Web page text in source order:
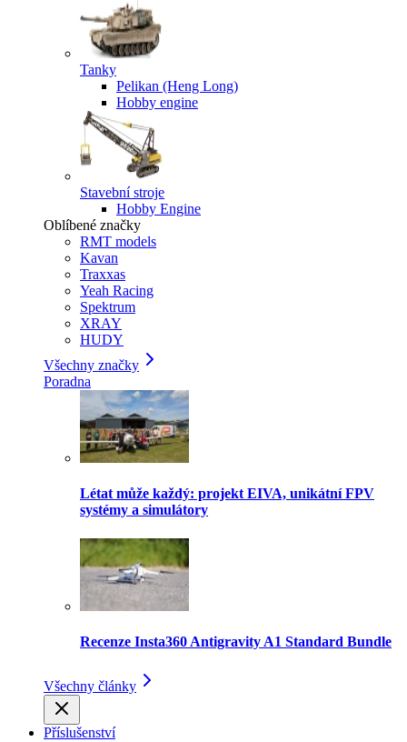
Tanky
Pelikan (Heng Long)
Hobby engine
Stavební stroje
Hobby Engine
Oblíbené značky
RMT models
Kavan
Traxxas
Yeah Racing
Spektrum
XRAY
HUDY
Všechny značky
Poradna
Létat může každý: projekt EIVA, unikátní FPV
systémy a simulátory
Recenze Insta360 Antigravity A1 Standard Bundle
Všechny články
Příslušenství